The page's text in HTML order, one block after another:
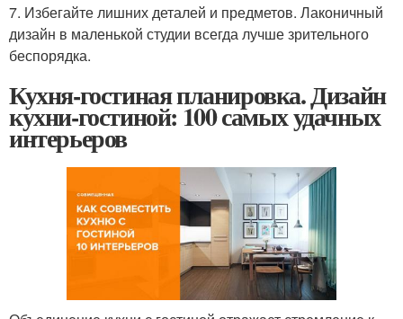
7. Избегайте лишних деталей и предметов. Лаконичный
дизайн в маленькой студии всегда лучше зрительного
беспорядка.
Кухня-гостиная планировка. Дизайн
кухни-гостиной: 100 самых удачных
интерьеров